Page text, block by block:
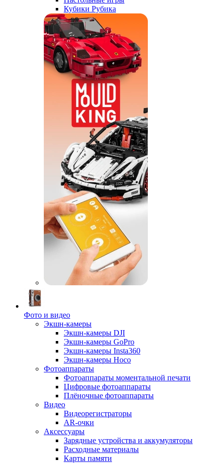
Кубики Рубика
Фото и видео
Экшн-камеры
Экшн-камеры DJI
Экшн-камеры GoPro
Экшн-камеры Insta360
Экшн-камеры Hoco
Фотоаппараты
Фотоаппараты моментальной печати
Цифровые фотоаппараты
Плёночные фотоаппараты
Видео
Видеорегистраторы
AR-очки
Аксессуары
Зарядные устройства и аккумуляторы
Расходные материалы
Карты памяти